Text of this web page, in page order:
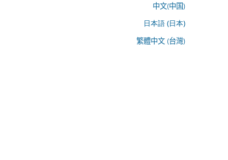
中文(中国)
日本語 (日本)
繁體中文 (台灣)